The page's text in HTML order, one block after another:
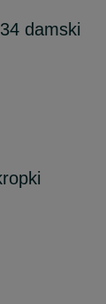
damski